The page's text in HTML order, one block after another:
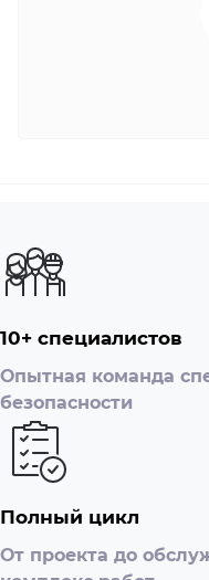
10+ специалистов
Опытная команда
безопасности
Полный цикл
От проекта до